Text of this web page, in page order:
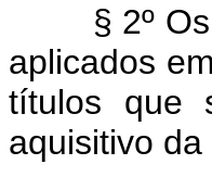
§ 2º Os
aplicados
títulos que
aquisitivo da